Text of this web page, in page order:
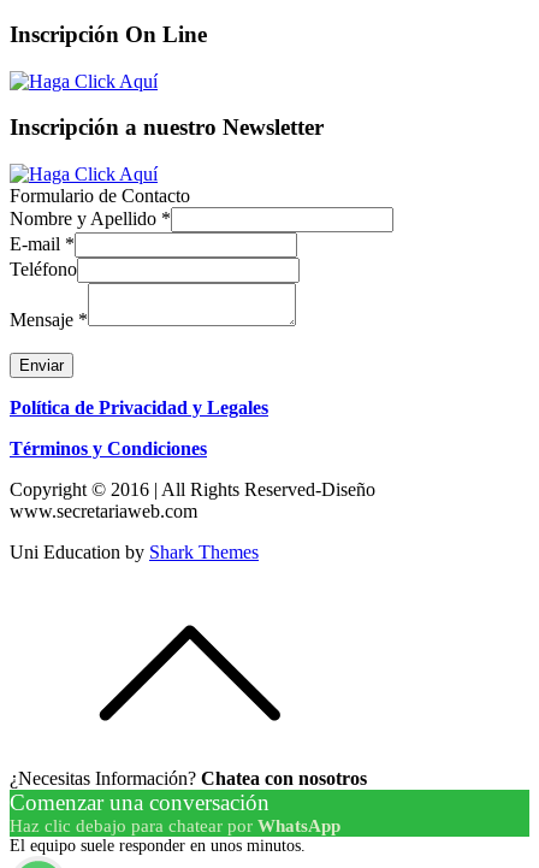
Inscripción On Line
Inscripción a nuestro Newsletter
Formulario de Contacto
Nombre y Apellido *
E-mail *
Teléfono
Mensaje *
Enviar
Política de Privacidad y Legales
Términos y Condiciones
Copyright © 2016 | All Rights Reserved-Diseño
www.secretariaweb.com
Uni Education by Shark Themes
¿Necesitas Información? Chatea con nosotros
Comenzar una conversación
Haz clic debajo para chatear por WhatsApp
El equipo suele responder en unos minutos.